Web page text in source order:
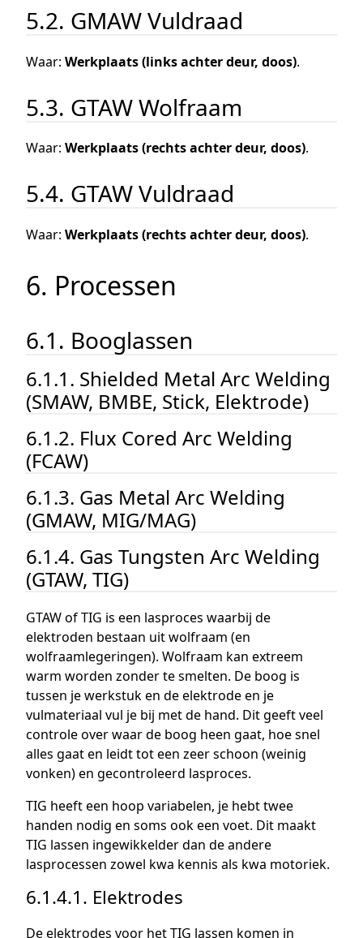
5.2. GMAW Vuldraad
Waar: Werkplaats (links achter deur, doos).
5.3. GTAW Wolfraam
Waar: Werkplaats (rechts achter deur, doos).
5.4. GTAW Vuldraad
Waar: Werkplaats (rechts achter deur, doos).
6. Processen
6.1. Booglassen
6.1.1. Shielded Metal Arc Welding
(SMAW, BMBE, Stick, Elektrode)
6.1.2. Flux Cored Arc Welding
(FCAW)
6.1.3. Gas Metal Arc Welding
(GMAW, MIG/MAG)
6.1.4. Gas Tungsten Arc Welding
(GTAW, TIG)
GTAW of TIG is een lasproces waarbij de
elektroden bestaan uit wolfraam (en
wolfraamlegeringen). Wolfraam kan extreem
warm worden zonder te smelten. De boog is
tussen je werkstuk en de elektrode en je
vulmateriaal vul je bij met de hand. Dit geeft veel
controle over waar de boog heen gaat, hoe snel
alles gaat en leidt tot een zeer schoon (weinig
vonken) en gecontroleerd lasproces.
TIG heeft een hoop variabelen, je hebt twee
handen nodig en soms ook een voet. Dit maakt
TIG lassen ingewikkelder dan de andere
lasprocessen zowel kwa kennis als kwa motoriek.
6.1.4.1. Elektrodes
De elektrodes voor het TIG lassen komen in